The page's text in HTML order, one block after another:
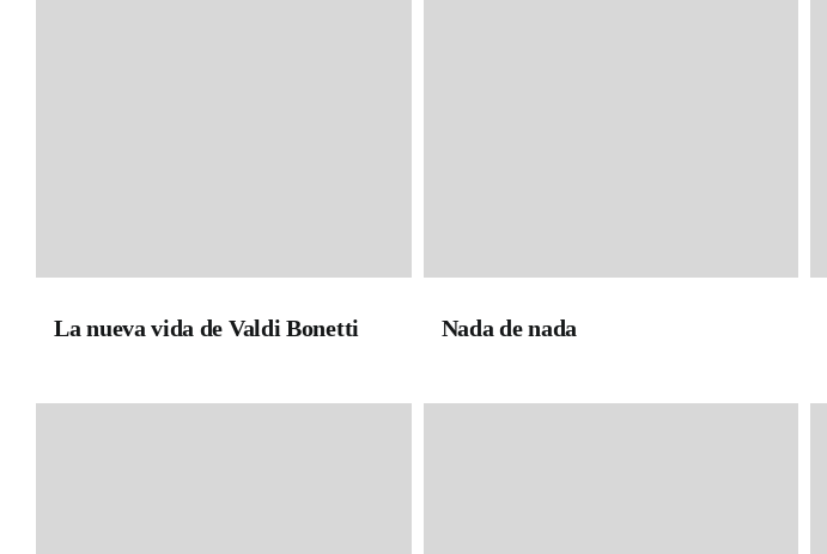
La nueva vida de Valdi Bonetti Nada de nada